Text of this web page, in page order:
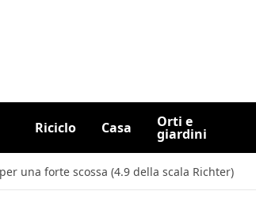
Riciclo Casa Orti e
giardini
una forte scossa (4.9 della scala Richter)